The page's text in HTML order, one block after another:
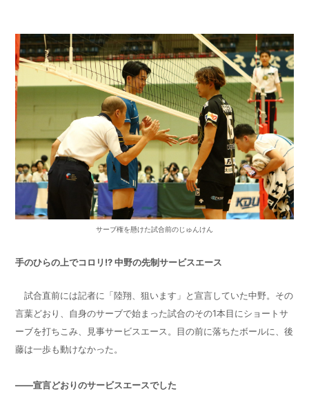
サーブ権を懸けた試合前のじゅんけん
手のひらの上でコロリ !?中野の先制サービスエース
試合直前には記者に「陸翔、狙います」と宣言していた中野。その
言葉どおり、自身のサーブで始まった試合のその1本目にショートサ
ーブを打ちこみ、見事サービスエース。目の前に落ちたボールに、後
藤は一歩も動けなかった。
――宣言どおりのサービスエースでした